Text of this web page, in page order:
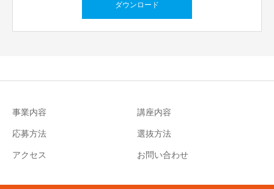
ダウンロード
事業内容 講座内容
応募方法 選抜方法
アクセス お問い合わせ